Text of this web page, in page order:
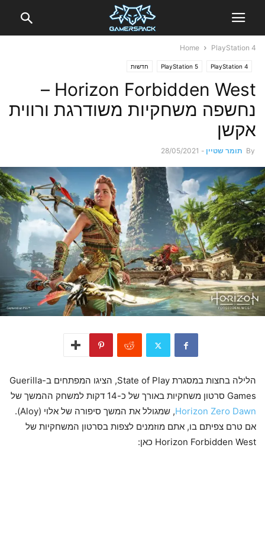
Home PlayStation 4
PlayStation 4
PlayStation 5 חדשות
Horizon Forbidden West –
נחשפה משחקיות משודרגת ורווית
אקשן
By תומר שטיין -
28/05/2021
הלילה בחצות במסגרת State of Play, הציגו המפתחים ב-Guerilla
Games סרטון משחקיות באורך של כ-14 דקות למשחק ההמשך של
Horizon Zero Dawn
, שמגולל את המשך סיפורה של אלוי (Aloy).
אם טרם צפיתם בו, אתם מוזמנים לצפות בסרטון המשחקיות של
Horizon Forbidden West כאן: